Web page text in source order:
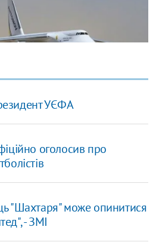
УЄФА
оголосив про
"Шахтаря" може опинитися
- ЗМІ